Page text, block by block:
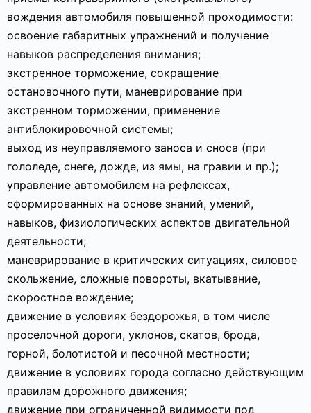
вождения автомобиля повышенной проходимости:
освоение габаритных упражнений и получение
навыков распределения внимания;
экстренное торможение, сокращение
остановочного пути, маневрирование при
экстренном торможении, применение
антиблокировочной системы;
выход из неуправляемого заноса и сноса (при
гололеде, снеге, дожде, из ямы, на гравии и пр.);
управление автомобилем на рефлексах,
сформированных на основе знаний, умений,
навыков, физиологических аспектов двигательной
деятельности;
маневрирование в критических ситуациях, силовое
скольжение, сложные повороты, вкатывание,
скоростное вождение;
движение в условиях бездорожья, в том числе
проселочной дороги, уклонов, скатов, брода,
горной, болотистой и песочной местности;
движение в условиях города согласно действующим
правилам дорожного движения;
движение при ограниченной видимости под